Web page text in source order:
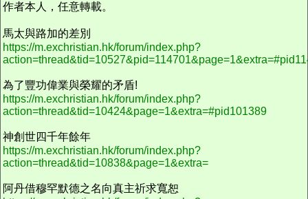
作者本人，任意轉載。
馬太與路加的差別
https://m.exchristian.hk/forum/index.php?
為了豐功偉業與榮耀的矛盾!
https://m.exchristian.hk/forum/index.php?
action=thread&tid=10424&page=1&extra=#pid101389
神創世四千年餘年
https://m.exchristian.hk/forum/index.php?
action=thread&tid=10838&page=1&extra=
阿丹借穆罕默德之名向真主祈求寬恕